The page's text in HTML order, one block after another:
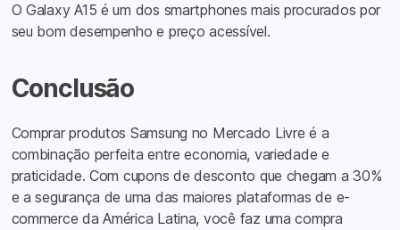
O Galaxy A15 é um dos smartphones mais procurados por
seu bom desempenho e preço acessível.
Conclusão
Comprar produtos Samsung no Mercado Livre é a
combinação perfeita entre economia, variedade e
praticidade. Com cupons de desconto que chegam a 30%
e a segurança de uma das maiores plataformas de e-
commerce da América Latina, você faz uma compra